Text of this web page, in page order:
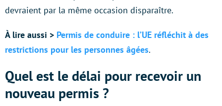
devraient par la même occasion disparaître.
À lire aussi > Permis de conduire : l’UE réfléchit à des
restrictions pour les personnes âgées.
Quel est le délai pour recevoir un
nouveau permis ?